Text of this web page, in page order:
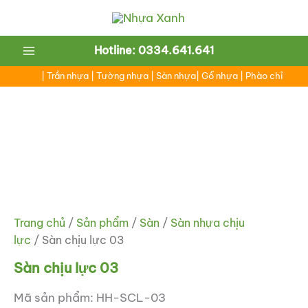
dung
Main
Menu
Hotline: 0334.641.641
Trần nhựa| Tường nhựa| Sàn nhựa| Gỗ nhựa| Phào chỉ
Trang chủ / Sản phẩm / Sàn / Sàn nhựa chịu
lực / Sàn chịu lực 03
Sàn chịu lực 03
Mã sản phẩm: HH-SCL-03